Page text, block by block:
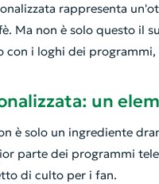
rappresenta
Ma non è solo questo il
con i loghi dei
un
è solo un ingrediente
parte dei programmi
di culto per i fan.